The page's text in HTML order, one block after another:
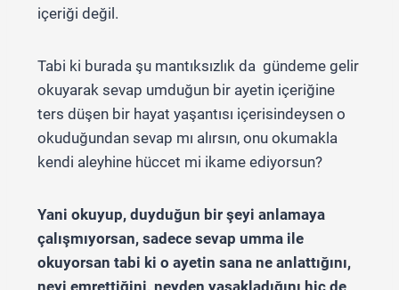
içeriği değil.
Tabi ki burada şu mantıksızlık da gündeme gelir
okuyarak sevap umduğun bir ayetin içeriğine
ters düşen bir hayat yaşantısı içerisindeysen o
okuduğundan sevap mı alırsın, onu okumakla
kendi aleyhine hüccet mi ikame ediyorsun?
Yani okuyup, duyduğun bir şeyi anlamaya
çalışmıyorsan, sadece sevap umma ile
okuyorsan tabi ki o ayetin sana ne anlattığını,